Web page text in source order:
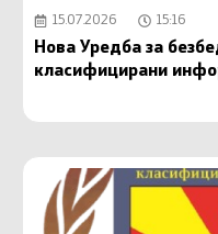
15.07.2026 15:16
Нова Уредба за
класифицирани